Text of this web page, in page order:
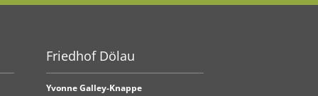
Friedhof Dölau
Yvonne Galley-Knappe